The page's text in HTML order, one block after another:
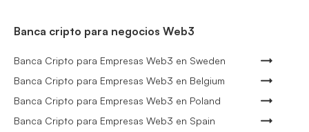
Banca cripto para negocios Web3
Banca Cripto para Empresas Web3 en Sweden
Banca Cripto para Empresas Web3 en Belgium
Banca Cripto para Empresas Web3 en Poland
Banca Cripto para Empresas Web3 en Spain